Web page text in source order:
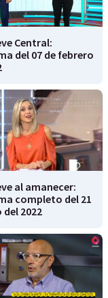
Central:
del 07 de febrero
al amanecer:
completo del 21
del 2022